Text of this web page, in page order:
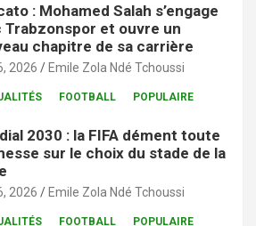
: Mohamed Salah s’engage
Trabzonspor et ouvre un
chapitre de sa carrière
2026 Emile Zola Ndé Tchoussi
FOOTBALL
POPULAIRE
2030 : la FIFA dément toute
sur le choix du stade de la
2026 Emile Zola Ndé Tchoussi
FOOTBALL POPULAIRE